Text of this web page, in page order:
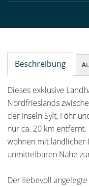
Beschreibung
Dieses exklusive
Nordfrieslands
der Inseln Sylt, Föhr
nur ca. 20 km
wohnen mit ländlicher
unmittelbaren Nähe
Der liebevoll